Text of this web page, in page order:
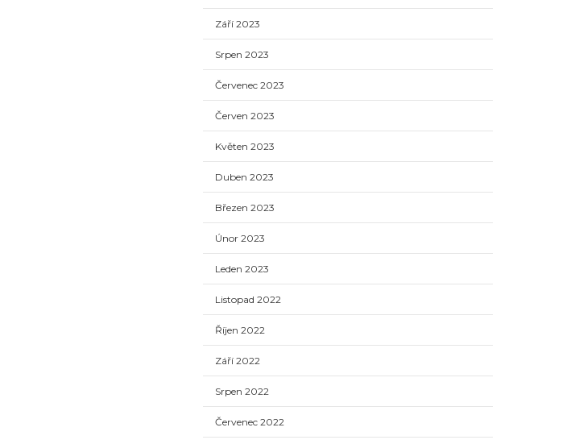
Září 2023
Srpen 2023
Červenec 2023
Červen 2023
Květen 2023
Duben 2023
Březen 2023
Únor 2023
Leden 2023
Listopad 2022
Říjen 2022
Září 2022
Srpen 2022
Červenec 2022